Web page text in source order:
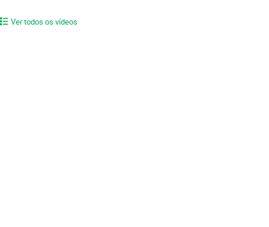
Ver todos os vídeos